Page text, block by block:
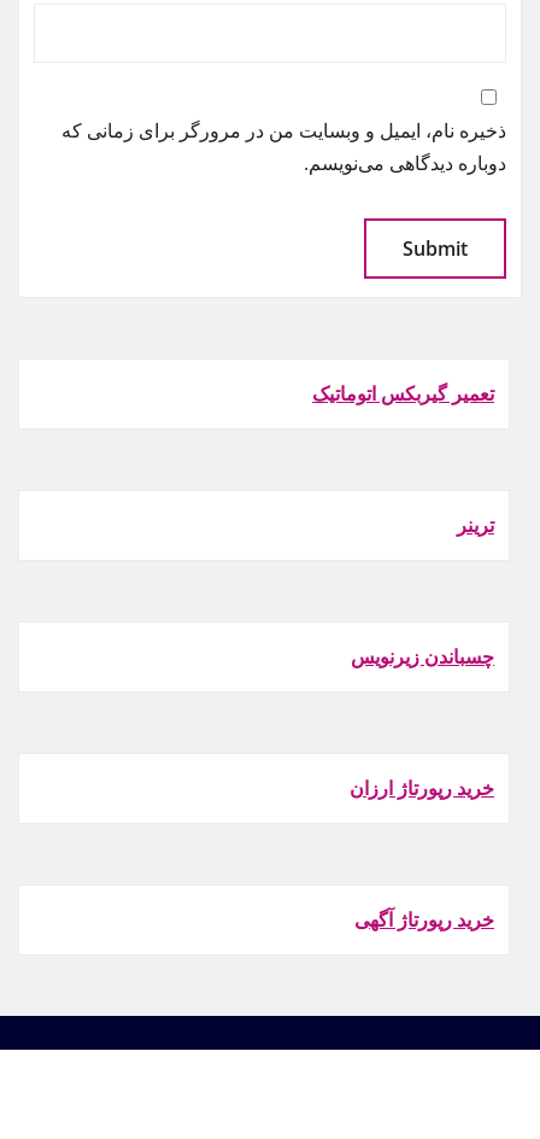
ذخیره نام، ایمیل و وبسایت من در مرورگر برای زمانی که
دوباره دیدگاهی می‌نویسم.
تعمیر گیربکس اتوماتیک
ترينر
چسباندن زيرنويس
خرید رپورتاژ ارزان
خرید رپورتاژ آگهی